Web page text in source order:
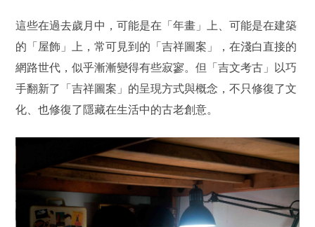
這些在過去歲月中，可能是在「年畫」上、可能是在建築
的「屋飾」上，常可見到的「吉祥圖案」，在淺白直接的
網路世代，似乎漸漸變得有些寂寥。但「吉文考古」以巧
手翻新了「吉祥圖案」的呈現方式與概念，不只修復了文
化、也修復了隱藏在生活中的古老創意。